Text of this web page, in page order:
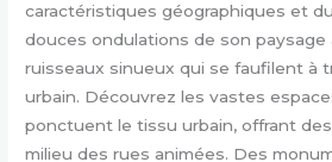
caractéristiques géographiques et du
douces ondulations de son paysage
ruisseaux sinueux qui se faufilent à
urbain. Découvrez les vastes
ponctuent le tissu urbain, offrant
milieu des rues animées. Des